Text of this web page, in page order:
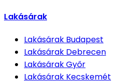
Lakásárak
Lakásárak Budapest
Lakásárak Debrecen
LakásárakGyőr
Lakásárak Kecskemét